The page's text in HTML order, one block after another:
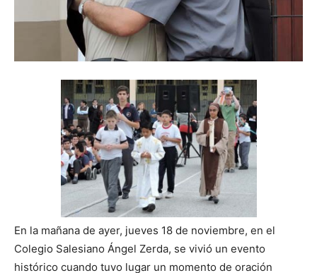
En la mañana de ayer, jueves 18 de noviembre, en el
Colegio Salesiano Ángel Zerda, se vivió un evento
histórico cuando tuvo lugar un momento de oración